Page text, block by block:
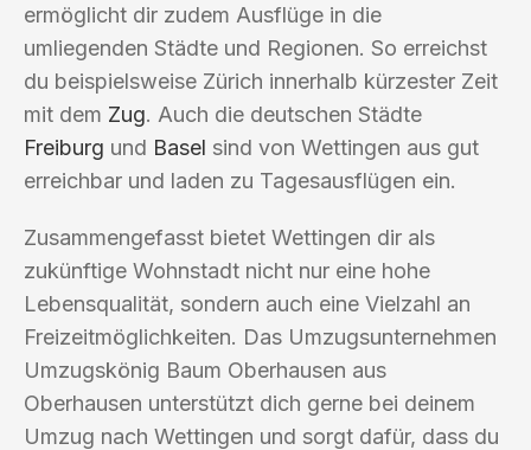
ermöglicht dir zudem Ausflüge in die
umliegenden Städte und Regionen. So erreichst
du beispielsweise Zürich innerhalb kürzester Zeit
mit dem Zug. Auch die deutschen Städte
Freiburg und Basel sind von Wettingen aus gut
erreichbar und laden zu Tagesausflügen ein.
Zusammengefasst bietet Wettingen dir als
zukünftige Wohnstadt nicht nur eine hohe
Lebensqualität, sondern auch eine Vielzahl an
Freizeitmöglichkeiten. Das Umzugsunternehmen
Umzugskönig Baum Oberhausen aus
Oberhausen unterstützt dich gerne bei deinem
Umzug nach Wettingen und sorgt dafür, dass du